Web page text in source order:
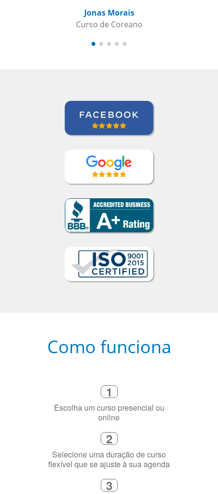
Jonas Morais
Curso de Coreano
Como funciona
1
Escolha um curso presencial ou
online
2
Selecione uma duração de curso
flexível que se ajuste à sua agenda
3